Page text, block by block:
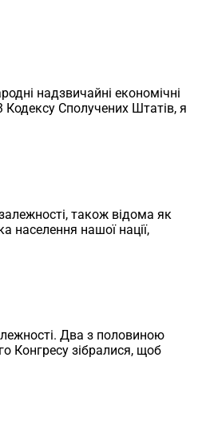
надзвичайні економічні
Кодексу Сполучених Штатів, я
також відома як
населення нашої нації,
Два з половиною
Конгресу зібралися, щоб